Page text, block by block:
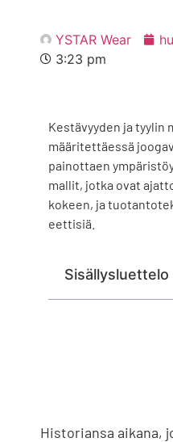
YSTAR Wear
3:23 pm
Kestävyyden ja tyylin
määritettäessä
painottaen
mallit, jotka ovat
kokeen, ja
eettisiä.
Sisällysluettelo
Historiansa aikana,